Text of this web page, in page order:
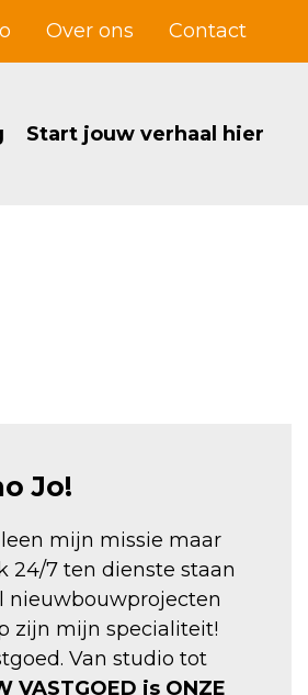
Over ons Contact
Start jouw verhaal hier
Jo!
mijn missie maar
24/7 ten dienste staan
nieuwbouwprojecten
zijn mijn specialiteit!
Van studio tot
VASTGOED is ONZE